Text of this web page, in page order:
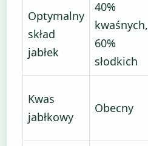
Optymalny
skład
jabłek
40%
kwaśnych,
60%
słodkich
Kwas
jabłkowy
Obecny